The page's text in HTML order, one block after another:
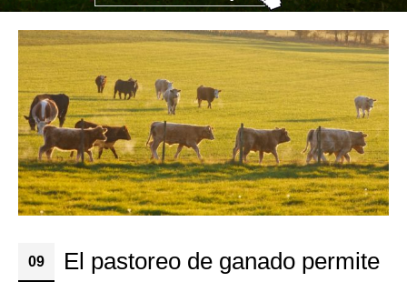
09
El pastoreo de ganado permite